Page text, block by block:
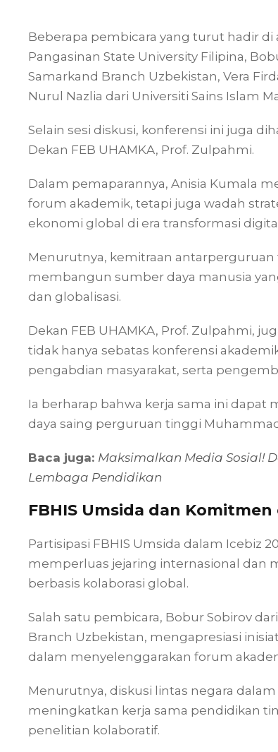
Beberapa pembicara yang turut hadir di
Pangasinan State University Filipina,
Samarkand Branch Uzbekistan, Vera
Nurul Nazlia dari Universiti Sains Islam
Selain sesi diskusi, konferensi ini juga
Dekan FEB UHAMKA, Prof. Zulpahmi.
Dalam pemaparannya, Anisia Kumala
forum akademik, tetapi juga wadah
ekonomi global di era transformasi
Menurutnya, kemitraan
membangun sumber daya manusia
dan globalisasi.
Dekan FEB UHAMKA, Prof. Zulpahmi,
tidak hanya sebatas konferensi
pengabdian masyarakat, serta
Ia berharap bahwa kerja sama ini
daya saing perguruan tinggi
Baca juga: Maksimalkan Media Sosial!
Lembaga Pendidikan
FBHIS Umsida dan
Partisipasi FBHIS Umsida dalam Icebiz
memperluas jejaring internasional dan
berbasis kolaborasi global.
Salah satu pembicara, Bobur Sobirov
Branch Uzbekistan, mengapresiasi
dalam menyelenggarakan forum
Menurutnya, diskusi lintas negara
meningkatkan kerja sama pendidikan
penelitian kolaboratif.